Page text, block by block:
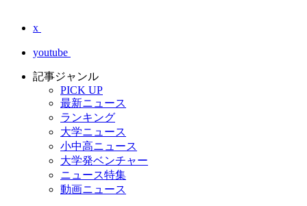
x
youtube
記事ジャンル
PICK UP
最新ニュース
ランキング
大学ニュース
小中高ニュース
大学発ベンチャー
ニュース特集
動画ニュース